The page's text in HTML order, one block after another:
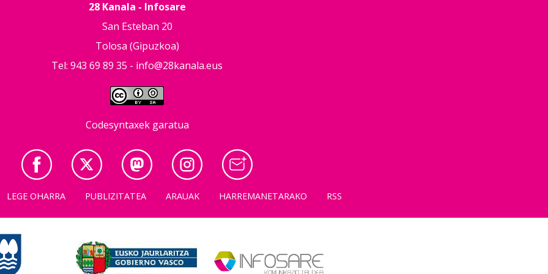
28 Kanala - Infosare
San Esteban 20
Tolosa (Gipuzkoa)
Tel: 943 69 89 35 - info@28kanala.eus
Codesyntaxek garatua
LEGE OHARRA PUBLIZITATEA ARAUAK HARREMANETARAKO RSS